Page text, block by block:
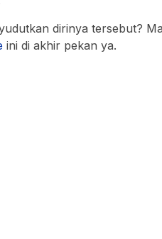
dirinya tersebut?
ini di akhir pekan ya.